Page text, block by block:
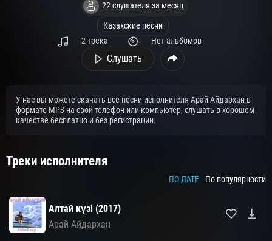
22 слушателя за месяц
Казахские песни
2 трека
Нет альбомов
Слушать
У нас вы можете скачать все песни исполнителя Арай Айдархан в
формате MP3 на свой телефон или компьютер, слушать в хорошем
качестве бесплатно и без регистрации.
Треки исполнителя
ПО ДАТЕ По популярности
Алтай күзі (2017)
Арай Айдархан